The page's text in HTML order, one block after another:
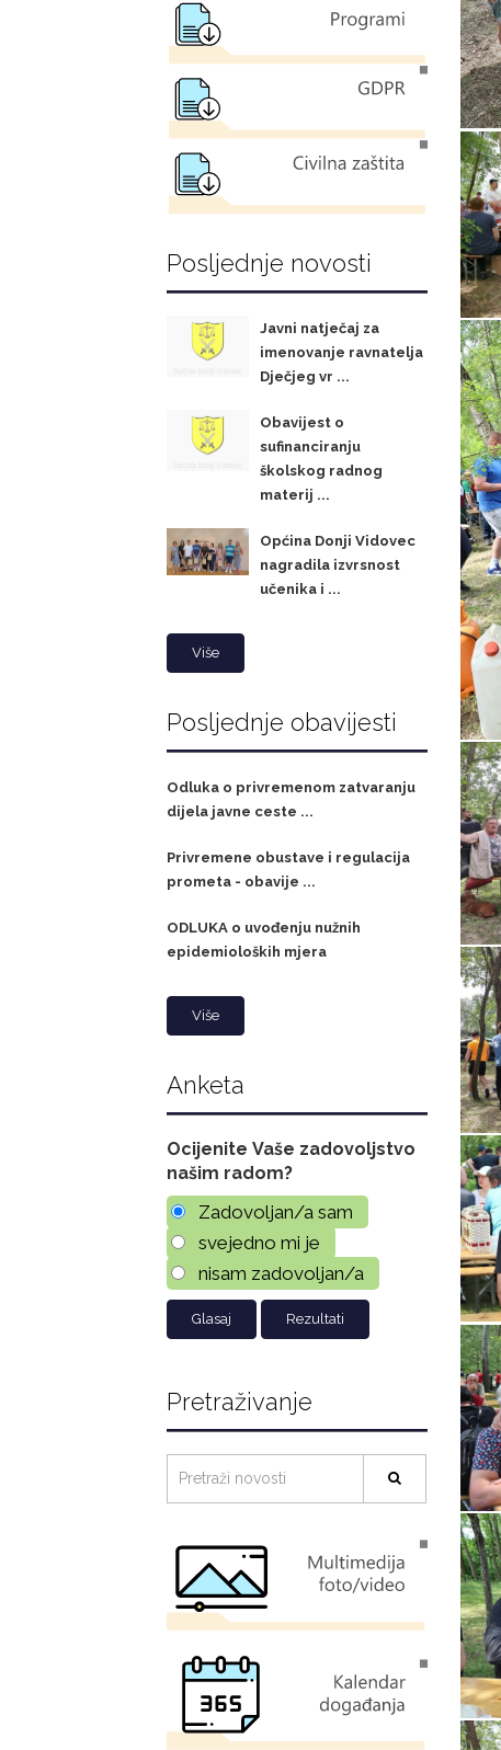
Posljednje novosti
Javni natječaj za
imenovanje ravnatelja
Dječjeg vr ...
Obavijest o
sufinanciranju
školskog radnog
materij ...
Općina Donji Vidovec
nagradila izvrsnost
učenika i ...
Više
Posljednje obavijesti
Odluka o privremenom zatvaranju
dijela javne ceste ...
Privremene obustave i regulacija
prometa - obavije ...
ODLUKA o uvođenju nužnih
epidemioloških mjera
Više
Anketa
Ocijenite Vaše zadovoljstvo
našim radom?
Zadovoljan/a sam
svejedno mi je
nisam zadovoljan/a
Rezultati
Pretraživanje